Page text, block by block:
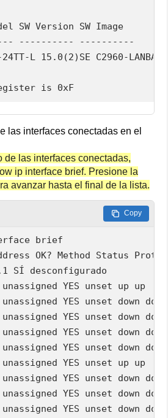
Model SW Version
----- ----------
L 15.0(2)SE C2960-
las interfaces conectadas en el
de las interfaces conectadas,
ip interface brief. Presione la
avanzar hasta el final de la lista.
Copy
brief
OK? Method Status
SÍ desconfigurado
unassigned YES unset up
unassigned YES unset down
unassigned YES unset down
unassigned YES unset down
unassigned YES unset down
unassigned YES unset up
unassigned YES unset down
unassigned YES unset down
unassigned YES unset down